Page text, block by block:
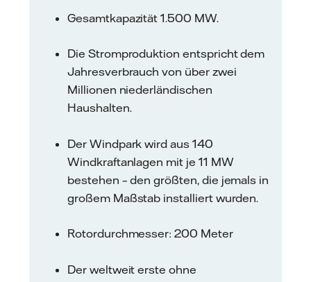
Gesamtkapazität 1.500 MW.
Die Stromproduktion entspricht dem
Jahresverbrauch von über zwei
Millionen niederländischen
Haushalten.
Der Windpark wird aus 140
Windkraftanlagen mit je 11 MW
bestehen – den größten, die jemals in
großem Maßstab installiert wurden.
Rotordurchmesser: 200 Meter
Der weltweit erste ohne